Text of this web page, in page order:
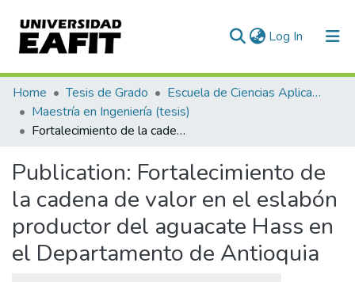
Log In (current)
Communities & Collections
All of DSpace
Home Tesis de Grado
Escuela de Ciencias Aplicadas e Ingeniería
Maestría en Ingeniería (tesis)
Fortalecimiento de la cadena de valor en el eslabón productor del aguacate Hass en el Departamento de Antioquia
Publication: Fortalecimiento de
la cadena de valor en el eslabón
productor del aguacate Hass en
el Departamento de Antioquia